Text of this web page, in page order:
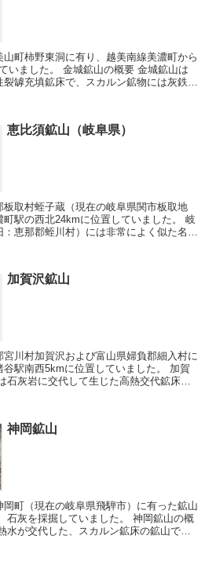
町柿野東洞に有り、越美南線美濃町から
いました。 金城鉱山の概要 金城鉱山は
罅充填鉱床で、スカルン鉱物には灰鉄輝
恵比須鉱山（岐阜県）
取村蛭子蔵（現在の岐阜県関市板取地
駅の西北24kmに位置していました。 岐
恵那郡蛭川村）には非常によく似た名前
加賀沢鉱山
川村加賀沢および富山県婦負郡細入村に
駅南西5kmに位置していました。 加賀
石灰岩に交代して生じた高熱交代鉱床
神岡鉱山
町（現在の岐阜県飛騨市）に有った鉱山
石灰を採掘していました。 神岡鉱山の概
水が交代した、スカルン鉱床の鉱山で